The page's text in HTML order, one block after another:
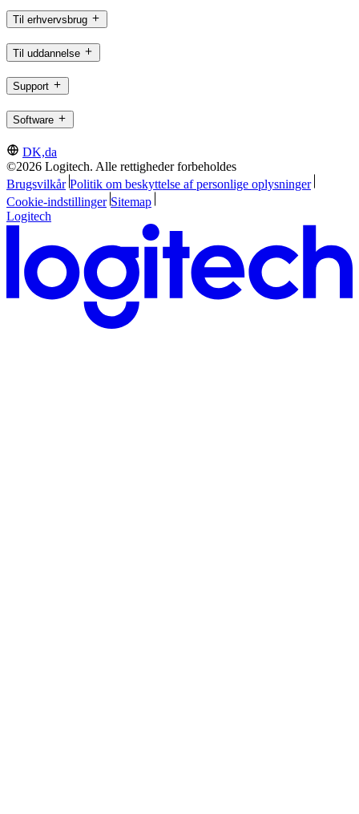
Til erhvervsbrug
Til uddannelse
Support
Software
DK,da
©2026 Logitech. Alle rettigheder forbeholdes
Brugsvilkår Politik om beskyttelse af personlige oplysninger
Cookie-indstillinger Sitemap
Logitech